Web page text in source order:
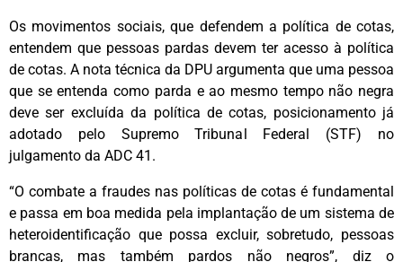
Os movimentos sociais, que defendem a política de cotas,
entendem que pessoas pardas devem ter acesso à política
de cotas. A nota técnica da DPU argumenta que uma pessoa
que se entenda como parda e ao mesmo tempo não negra
deve ser excluída da política de cotas, posicionamento já
adotado pelo Supremo Tribunal Federal (STF) no
julgamento da ADC 41.
“O combate a fraudes nas políticas de cotas é fundamental
e passa em boa medida pela implantação de um sistema de
heteroidentificação que possa excluir, sobretudo, pessoas
brancas, mas também pardos não negros”, diz o